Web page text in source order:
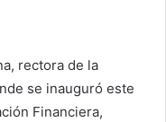
rectora de la
se inauguró este
Financiera,